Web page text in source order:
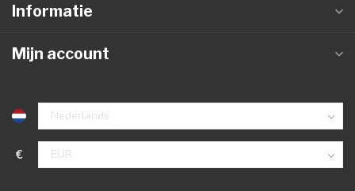
Informatie
Mijn account
€